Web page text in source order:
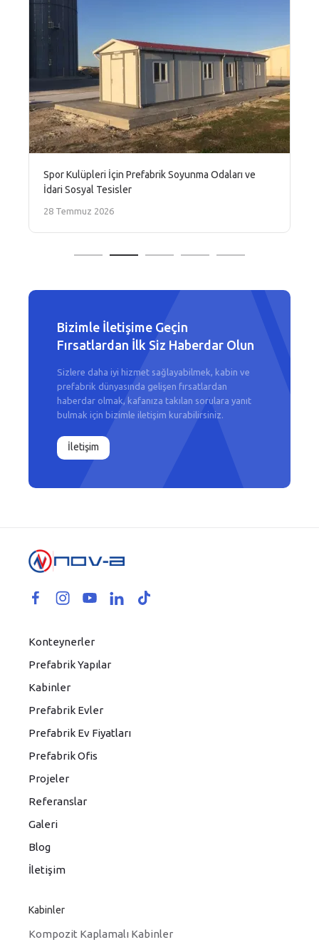
Spor Kulüpleri İçin Prefabrik Soyunma Odaları ve
İdari Sosyal Tesisler
28 Temmuz 2026
Bizimle İletişime Geçin
Fırsatlardan İlk Siz Haberdar Olun
Sizlere daha iyi hizmet sağlayabilmek, kabin ve
prefabrik dünyasında gelişen fırsatlardan
haberdar olmak, kafanıza takılan sorulara yanıt
bulmak için bizimle iletişim kurabilirsiniz.
İletişim
Konteynerler
Prefabrik Yapılar
Kabinler
Prefabrik Evler
Prefabrik Ev Fiyatları
Prefabrik Ofis
Projeler
Referanslar
Galeri
Blog
İletişim
Kabinler
Kompozit Kaplamalı Kabinler